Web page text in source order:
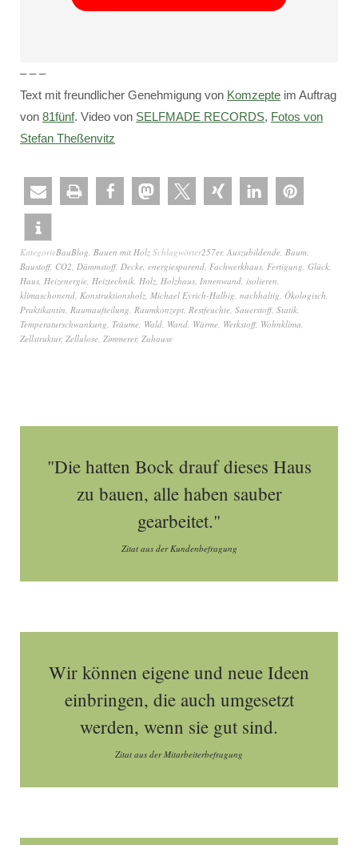
– – –
Text mit freundlicher Genehmigung von Komzepte im Auftrag
von 81fünf. Video von SELFMADE RECORDS, Fotos von
Stefan Theßenvitz
KategorieBauBlog, Bauen mit Holz Schlagwörter257er, Auszubildende, Baum,
Baustoff, CO2, Dämmstoff, Decke, energiesparend, Fachwerkhaus, Fertigung, Glück,
Haus, Heizenergie, Heiztechnik, Holz, Holzhaus, Innenwand, isolieren,
klimaschonend, Konstruktionsholz, Michael Eyrich-Halbig, nachhaltig, Ökologisch,
Praktikantin, Raumaufteilung, Raumkonzept, Restfeuchte, Sauerstoff, Statik,
Temperaturschwankung, Träume, Wald, Wand, Wärme, Werkstoff, Wohnklima,
Zellstruktur, Zellulose, Zimmerer, Zuhause
"Die hatten Bock drauf dieses Haus
zu bauen, alle haben sauber
gearbeitet."
Zitat aus der Kundenbefragung
Wir können eigene und neue Ideen
einbringen, die auch umgesetzt
werden, wenn sie gut sind.
Zitat aus der Mitarbeiterbefragung